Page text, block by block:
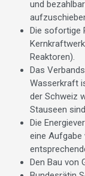
und
Die sofortige
Reaktoren).
Das
Wasserkraft
der Schweiz
Stauseen
Die
eine Aufgabe
Den Bau von